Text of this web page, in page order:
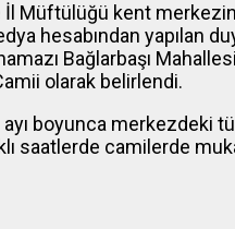
Müftülüğü kent
hesabından yapılan
Bağlarbaşı
olarak belirlendi.
boyunca merkezdeki
saatlerde camilerde